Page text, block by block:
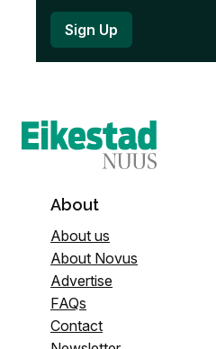
About
About us
About Novus
Advertise
FAQs
Contact